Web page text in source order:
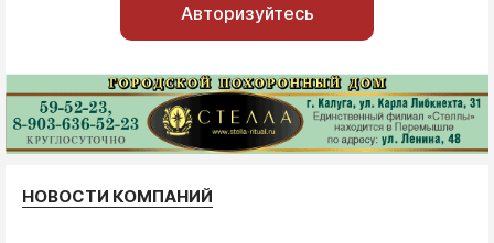
Авторизуйтесь
НОВОСТИ КОМПАНИЙ